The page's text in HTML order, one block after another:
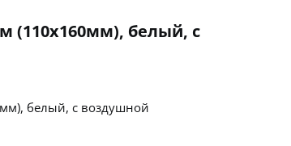
(110х160мм), белый, с
белый, с воздушной